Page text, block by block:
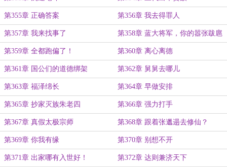
第355章 正确答案 第356章 我去得罪人
第357章 我来找事了 第358章 蓝大将军，你的嚣张跋扈
呢？
第359章 全都跑偏了！ 第360章 离心离德
第361章 国公们的道德绑架 第362章 舅舅去哪儿
第363章 福泽绵长 第364章 早做安排
第365章 抄家灭族朱老四 第366章 强力打手
第367章 真假太极宗师 第368章 跟着张邋遢去修仙？
第369章 你我有缘 第370章 别想不开
第371章 出家哪有入世好！ 第372章 达则兼济天下